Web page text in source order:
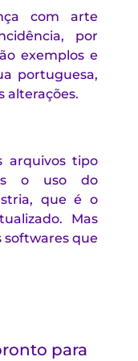
com arte
por
exemplos e
portuguesa,
alterações.
arquivos tipo
o uso do
que é o
Mas
que
para